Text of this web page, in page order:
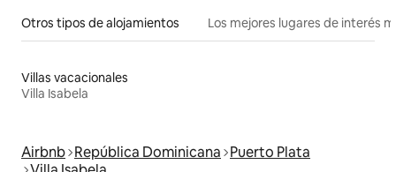
Otros tipos de alojamientos Los mejores lugares de interés
Villas vacacionales
Villa Isabela
Airbnb República Dominicana Puerto Plata